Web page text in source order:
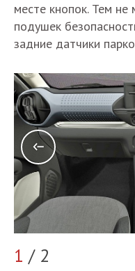
месте кнопок. Тем не
подушек
задние датчики
1 / 2